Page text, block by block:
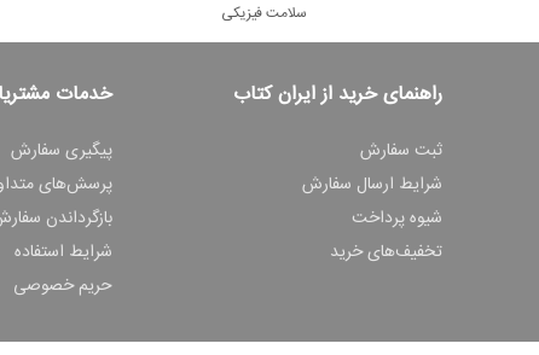
سلامت فیزیکی
راهنمای خرید از ایران کتاب
ثبت سفارش
شرایط ارسال سفارش
شیوه پرداخت
تخفیف‌های خرید
خدمات
پیگیری سفارش
پرسش‌های
بازگرداندن
شرایط استفاده
حریم خصوصی